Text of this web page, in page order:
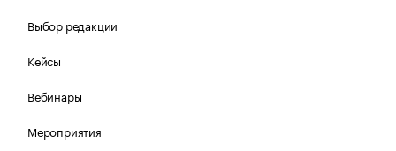
Выбор редакции
Кейсы
Вебинары
Мероприятия